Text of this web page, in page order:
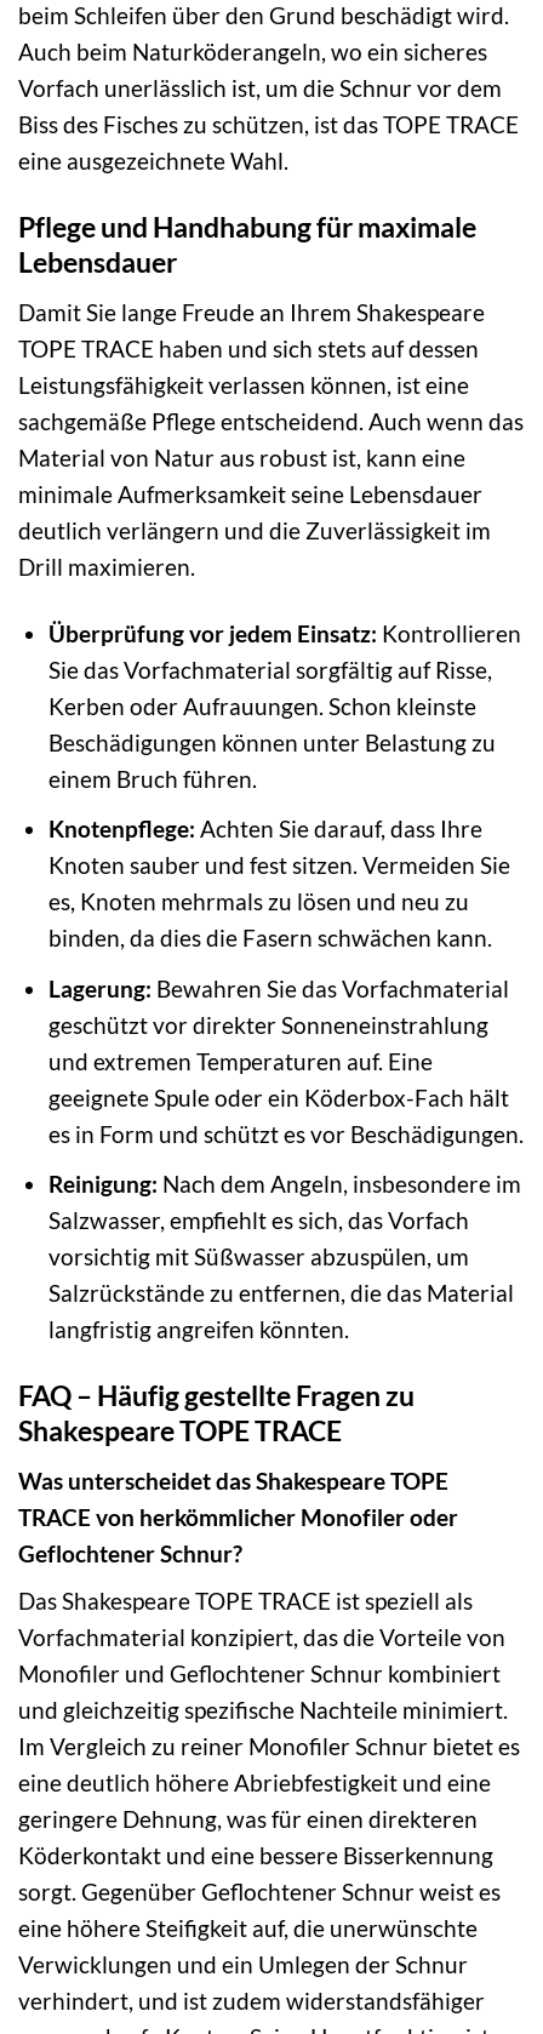
beim Schleifen über den Grund beschädigt wird.
Auch beim Naturköderangeln, wo ein sicheres
Vorfach unerlässlich ist, um die Schnur vor dem
Biss des Fisches zu schützen, ist das TOPE TRACE
eine ausgezeichnete Wahl.
Pflege und Handhabung für maximale
Lebensdauer
Damit Sie lange Freude an Ihrem Shakespeare
TOPE TRACE haben und sich stets auf dessen
Leistungsfähigkeit verlassen können, ist eine
sachgemäße Pflege entscheidend. Auch wenn das
Material von Natur aus robust ist, kann eine
minimale Aufmerksamkeit seine Lebensdauer
deutlich verlängern und die Zuverlässigkeit im
Drill maximieren.
Überprüfung vor jedem Einsatz: Kontrollieren
Sie das Vorfachmaterial sorgfältig auf Risse,
Kerben oder Aufrauungen. Schon kleinste
Beschädigungen können unter Belastung zu
einem Bruch führen.
Knotenpflege: Achten Sie darauf, dass Ihre
Knoten sauber und fest sitzen. Vermeiden Sie
es, Knoten mehrmals zu lösen und neu zu
binden, da dies die Fasern schwächen kann.
Lagerung: Bewahren Sie das Vorfachmaterial
geschützt vor direkter Sonneneinstrahlung
und extremen Temperaturen auf. Eine
geeignete Spule oder ein Köderbox-Fach hält
es in Form und schützt es vor Beschädigungen.
Reinigung: Nach dem Angeln, insbesondere im
Salzwasser, empfiehlt es sich, das Vorfach
vorsichtig mit Süßwasser abzuspülen, um
Salzrückstände zu entfernen, die das Material
langfristig angreifen könnten.
FAQ – Häufig gestellte Fragen zu
Shakespeare TOPE TRACE
Was unterscheidet das Shakespeare TOPE
TRACE von herkömmlicher Monofiler oder
Geflochtener Schnur?
Das Shakespeare TOPE TRACE ist speziell als
Vorfachmaterial konzipiert, das die Vorteile von
Monofiler und Geflochtener Schnur kombiniert
und gleichzeitig spezifische Nachteile minimiert.
Im Vergleich zu reiner Monofiler Schnur bietet es
eine deutlich höhere Abriebfestigkeit und eine
geringere Dehnung, was für einen direkteren
Köderkontakt und eine bessere Bisserkennung
sorgt. Gegenüber Geflochtener Schnur weist es
eine höhere Steifigkeit auf, die unerwünschte
Verwicklungen und ein Umlegen der Schnur
verhindert, und ist zudem widerstandsfähiger